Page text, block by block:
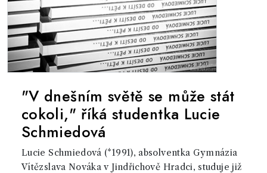
"V dnešním světě se může stát
cokoli," říká studentka Lucie
Schmiedová
Lucie Schmiedová (*1991), absolventka Gymnázia
Vítězslava Nováka v Jindřichově Hradci, studuje již